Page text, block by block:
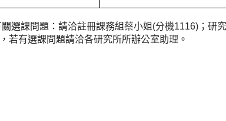
選課問題：請洽註冊課務組蔡小姐(分機1116)；研
若有選課問題請洽各研究所所辦公室助理。